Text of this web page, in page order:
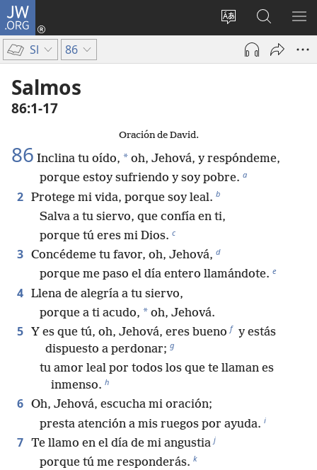
JW.ORG
Cambiar
idioma
del sitio
Iniciar
sesión
en
jw.org
Sl 86
Salmos
86:1-17
Oración de David.
86 Inclina tu oído, * oh, Jehová, y respóndeme,
porque estoy sufriendo y soy pobre. a
2 Protege mi vida, porque soy leal. b
Salva a tu siervo, que confía en ti,
porque tú eres mi Dios. c
3 Concédeme tu favor, oh, Jehová, d
porque me paso el día entero llamándote. e
4 Llena de alegría a tu siervo,
porque a ti acudo, * oh, Jehová.
5 Y es que tú, oh, Jehová, eres bueno f y estás
dispuesto a perdonar; g
tu amor leal por todos los que te llaman es
inmenso. h
6 Oh, Jehová, escucha mi oración;
presta atención a mis ruegos por ayuda. i
7 Te llamo en el día de mi angustia j
porque tú me responderás. k